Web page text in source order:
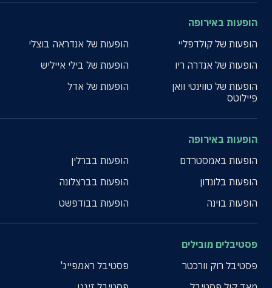
הופעות באירופה
הופעות של קולדפליי
הופעות של אנדראה בוצלי
הופעות של אנדרה ריו
הופעות של בילי אייליש
הופעות של טווינטי וואן
פיילוטס
הופעות של אדל
הופעות באירופה
הופעות באמסטרדם
הופעות בברלין
הופעות בלונדון
הופעות בברצלונה
הופעות בוינה
הופעות בבודפשט
פסטיבלים מובילים
פסטיבל רוק וורכטר
פסטיבל ראמפייג'